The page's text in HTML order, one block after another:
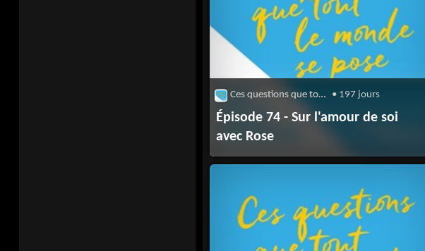
Ces questions que tout le monde se pose • 197 jours
Épisode 74 - Sur l'amour de soi
avec Rose